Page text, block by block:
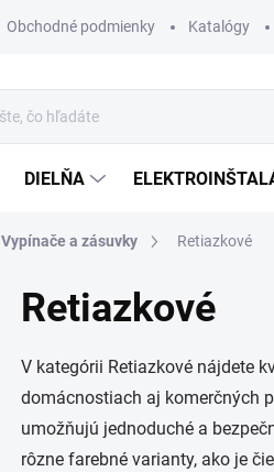
Obchodné podmienky Katalógy
DIELŇA
Vypínače a zásuvky Retiazkové
Retiazkové
V kategórii Retiazkové nájdete
domácnostiach aj komerčných
umožňujú jednoduché a
rôzne farebné varianty, ako je